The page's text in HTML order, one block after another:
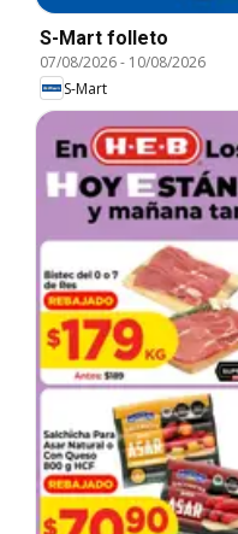
S-Mart folleto
07/08/2026- 10/08/2026
S-Mart